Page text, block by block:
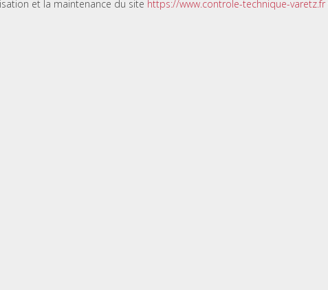
et la maintenance du site https://www.controle-technique-varetz.fr